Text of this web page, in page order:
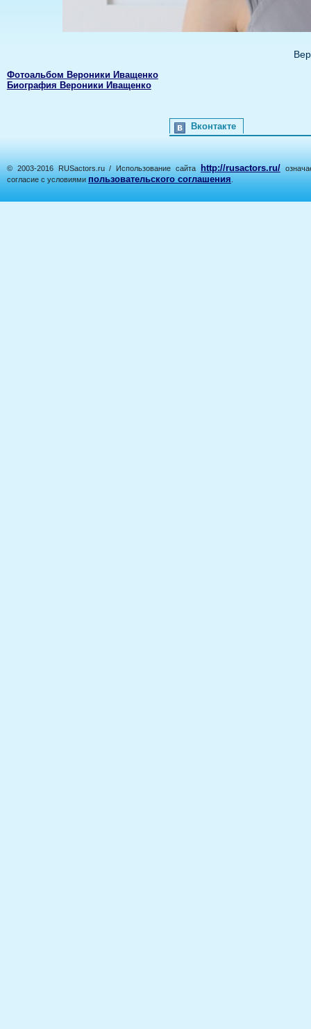
Фотоальбом Вероники Иващенко
Биография Вероники Иващенко
Вконтакте
© 2003-2016 RUSactors.ru / Использование сайта http://rusactors.ru/
согласие с условиями пользовательского соглашения